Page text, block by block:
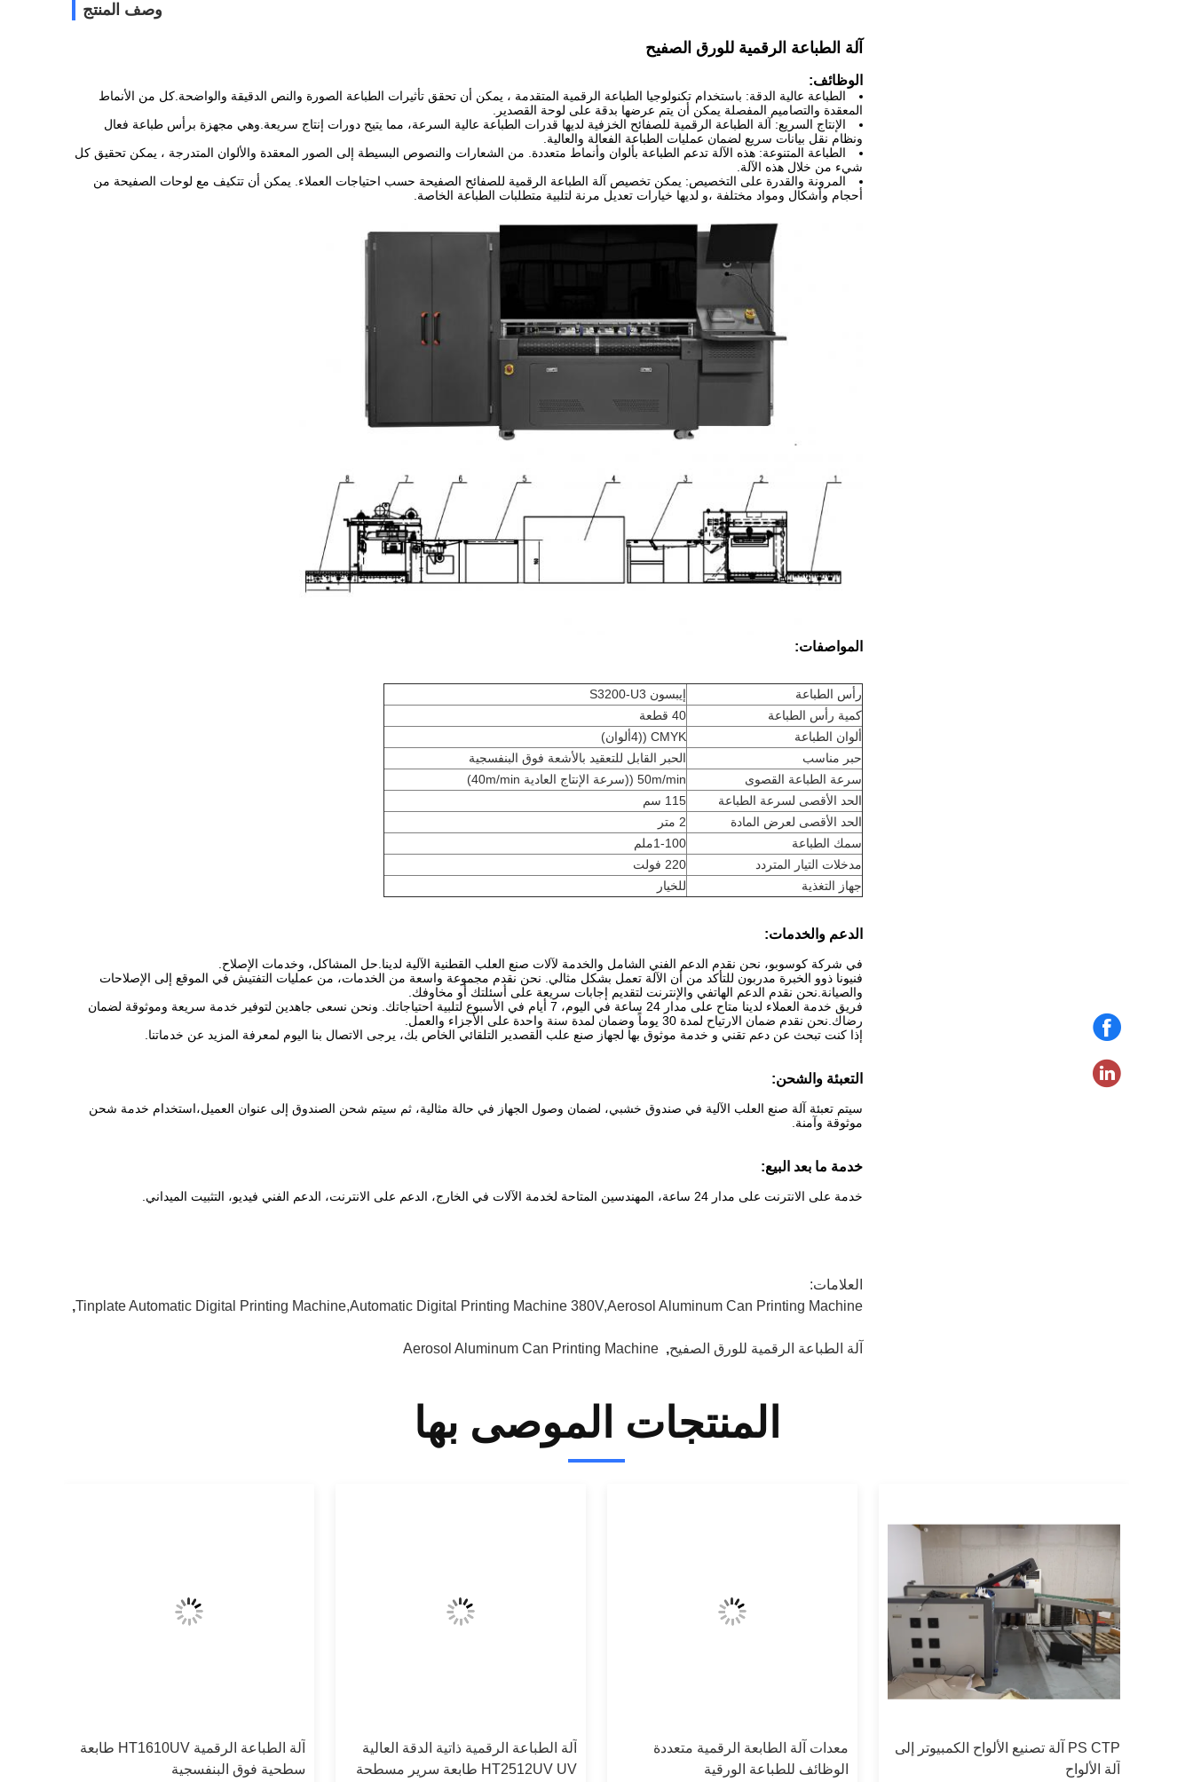
وصف المنتج
آلة الطباعة الرقمية للورق الصفيح
الوظائف:
الطباعة عالية الدقة: باستخدام تكنولوجيا الطباعة الرقمية المتقدمة ، يمكن أن تحقق تأثيرات الطباعة الصورة والنص الدقيقة والواضحة.كل من الأنماط
المعقدة والتصاميم المفصلة يمكن أن يتم عرضها بدقة على لوحة القصدير.
الإنتاج السريع: آلة الطباعة الرقمية للصفائح الخزفية لديها قدرات الطباعة عالية السرعة، مما يتيح دورات إنتاج سريعة.وهي مجهزة برأس طباعة فعال
ونظام نقل بيانات سريع لضمان عمليات الطباعة الفعالة والعالية.
الطباعة المتنوعة: هذه الآلة تدعم الطباعة بألوان وأنماط متعددة. من الشعارات والنصوص البسيطة إلى الصور المعقدة والألوان المتدرجة ، يمكن تحقيق كل
شيء من خلال هذه الآلة.
المرونة والقدرة على التخصيص: يمكن تخصيص آلة الطباعة الرقمية للصفائح الصفيحة حسب احتياجات العملاء. يمكن أن تتكيف مع لوحات الصفيحة من
أحجام وأشكال ومواد مختلفة ،و لديها خيارات تعديل مرنة لتلبية متطلبات الطباعة الخاصة.
المواصفات:
رأس الطباعة
إيبسون S3200-U3
كمية رأس الطباعة
40 قطعة
ألوان الطباعة
CMYK ((4ألوان)
حبر مناسب
الحبر القابل للتعقيد بالأشعة فوق البنفسجية
سرعة الطباعة القصوى
50m/min ((سرعة الإنتاج العادية 40m/min)
الحد الأقصى لسرعة الطباعة
115 سم
الحد الأقصى لعرض المادة
2 متر
سمك الطباعة
1-100ملم
مدخلات التيار المتردد
220 فولت
جهاز التغذية
للخيار
الدعم والخدمات:
في شركة كوسوبو، نحن نقدم الدعم الفني الشامل والخدمة لآلات صنع العلب القطنية الآلية لدينا.حل المشاكل، وخدمات الإصلاح.
فنيونا ذوو الخبرة مدربون للتأكد من أن الآلة تعمل بشكل مثالي. نحن نقدم مجموعة واسعة من الخدمات، من عمليات التفتيش في الموقع إلى الإصلاحات
والصيانة.نحن نقدم الدعم الهاتفي والإنترنت لتقديم إجابات سريعة على أسئلتك أو مخاوفك.
فريق خدمة العملاء لدينا متاح على مدار 24 ساعة في اليوم، 7 أيام في الأسبوع لتلبية احتياجاتك. ونحن نسعى جاهدين لتوفير خدمة سريعة وموثوقة لضمان
رضاك.نحن نقدم ضمان الارتياح لمدة 30 يوماً وضمان لمدة سنة واحدة على الأجزاء والعمل.
إذا كنت تبحث عن دعم تقني و خدمة موثوق بها لجهاز صنع علب القصدير التلقائي الخاص بك، يرجى الاتصال بنا اليوم لمعرفة المزيد عن خدماتنا.
التعبئة والشحن:
سيتم تعبئة آلة صنع العلب الآلية في صندوق خشبي، لضمان وصول الجهاز في حالة مثالية، ثم سيتم شحن الصندوق إلى عنوان العميل،استخدام خدمة شحن
موثوقة وآمنة.
خدمة ما بعد البيع:
خدمة على الانترنت على مدار 24 ساعة، المهندسين المتاحة لخدمة الآلات في الخارج، الدعم على الانترنت، الدعم الفني فيديو، التثبيت الميداني.
العلامات:
Tinplate Automatic Digital Printing Machine,Automatic Digital Printing Machine 380V,Aerosol Aluminum Can Printing Machine
,
آلة الطباعة الرقمية للورق الصفيح,
Aerosol Aluminum Can Printing Machine
المنتجات الموصى بها
PS CTP آلة تصنيع الألواح الكمبيوتر إلى
آلة الألواح
معدات آلة الطابعة الرقمية متعددة
الوظائف للطباعة الورقية
آلة الطباعة الرقمية ذاتية الدقة العالية
HT2512UV UV طابعة سرير مسطحة
آلة الطباعة الرقمية HT1610UV طابعة
سطحية فوق البنفسجية